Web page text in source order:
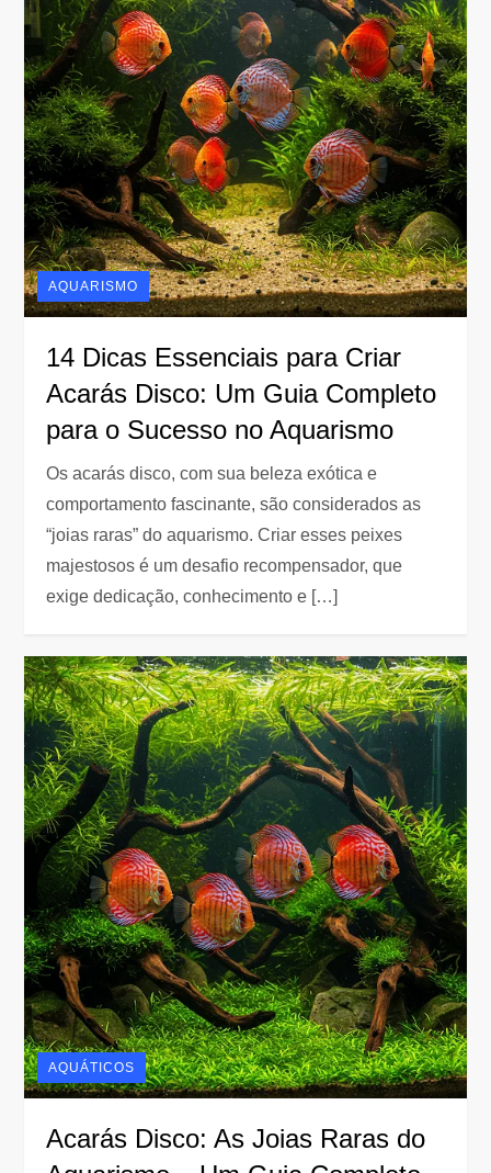
AQUARISMO
14 Dicas Essenciais para Criar
Acarás Disco: Um Guia Completo
para o Sucesso no Aquarismo
Os acarás disco, com sua beleza exótica e
comportamento fascinante, são considerados as
“joias raras” do aquarismo. Criar esses peixes
majestosos é um desafio recompensador, que
exige dedicação, conhecimento e […]
AQUÁTICOS
Acarás Disco: As Joias Raras do